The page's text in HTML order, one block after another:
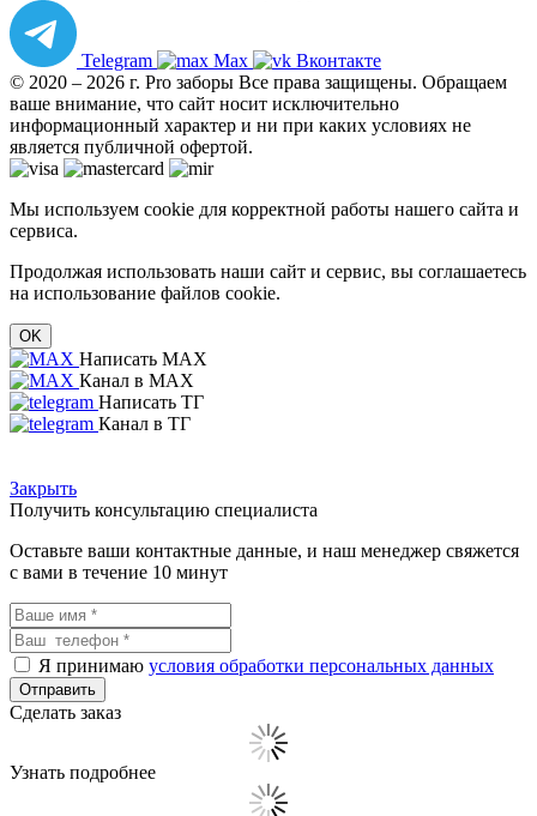
Telegram Max
Вконтакте
© 2020 – 2026 г. Pro заборы Все права защищены. Обращаем
ваше внимание, что сайт носит исключительно
информационный характер и ни при каких условиях не
является публичной офертой.
Мы используем cookie для корректной работы нашего сайта и
сервиса.
Продолжая использовать наши сайт и сервис, вы соглашаетесь
на использование файлов cookie.
OK
Написать MAX
Канал в MAX
Написать ТГ
Канал в ТГ
Закрыть
Получить консультацию специалиста
Оставьте ваши контактные данные, и наш менеджер свяжется
с вами в течение 10 минут
Я принимаю условия обработки персональных данных
Сделать заказ
Узнать подробнее